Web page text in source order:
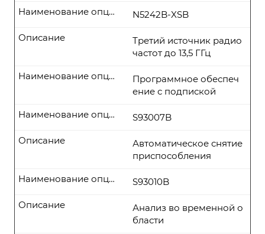
N5242B-XSB
Наименование опции
Третий источник радио
частот до 13,5 ГГц
Описание
Программное обеспеч
ение с подпиской
Наименование опции
S93007B
Наименование опции
Автоматическое снятие
приспособления
Описание
S93010B
Наименование опции
Анализ во временной о
бласти
Описание